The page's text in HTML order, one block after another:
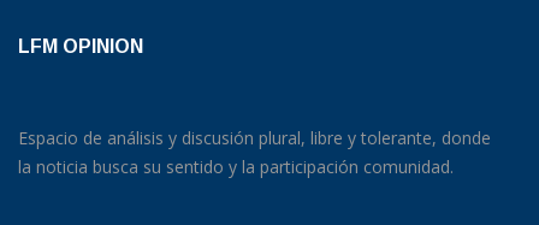
LFM OPINION
Espacio de análisis y discusión plural, libre y tolerante, donde
la noticia busca su sentido y la participación comunidad.